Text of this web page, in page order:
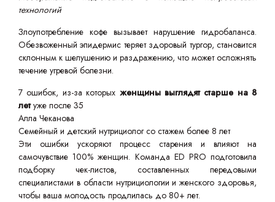
технологий
Злоупотребление кофе вызывает нарушение гидробаланса.
Обезвоженный эпидермис теряет здоровый тургор, становится
склонным к шелушению и раздражению, что может осложнять
течение угревой болезни.
7 ошибок, из-за которых женщины выглядят старше на 8
летуже после 35
Алла Чеканова
Семейный и детский нутрициолог со стажем более 8 лет
Эти ошибки ускоряют процесс старения и влияют на
самочувствие 100% женщин. Команда ED PRO подготовила
подборку чек-листов, составленных передовыми
специалистами в области нутрициологии и женского здоровья,
чтобы ваша молодость продлилась до 80+ лет.